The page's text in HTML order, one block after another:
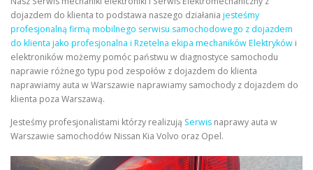
dojazdem do klienta to podstawa naszego działania jesteśmy
profesjonalną firmą mobilnego serwisu samochodowego z dojazdem
do klienta jako profesjonalna i Rzetelna ekipa mechaników Elektryków i
elektroników możemy pomóc państwu w diagnostyce samochodu
naprawie różnego typu pod zespołów z dojazdem do klienta
naprawiamy auta w Warszawie naprawiamy samochody z dojazdem do
klienta poza Warszawą.
Jesteśmy profesjonalistami którzy realizują Serwis naprawy auta w
Warszawie samochodów Nissan Kia Volvo oraz Opel.